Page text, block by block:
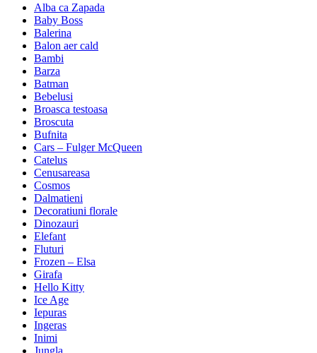
Alba ca Zapada
Baby Boss
Balerina
Balon aer cald
Bambi
Barza
Batman
Bebelusi
Broasca testoasa
Broscuta
Bufnita
Cars – Fulger McQueen
Catelus
Cenusareasa
Cosmos
Dalmatieni
Decoratiuni florale
Dinozauri
Elefant
Fluturi
Frozen – Elsa
Girafa
Hello Kitty
Ice Age
Iepuras
Ingeras
Inimi
Jungla